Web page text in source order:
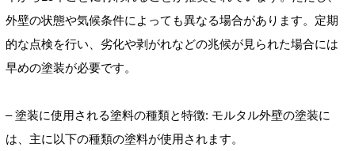
外壁の状態や気候条件によっても異なる場合があります。定期
的な点検を行い、劣化や剥がれなどの兆候が見られた場合には
早めの塗装が必要です。
– 塗装に使用される塗料の種類と特徴: モルタル外壁の塗装に
は、主に以下の種類の塗料が使用されます。